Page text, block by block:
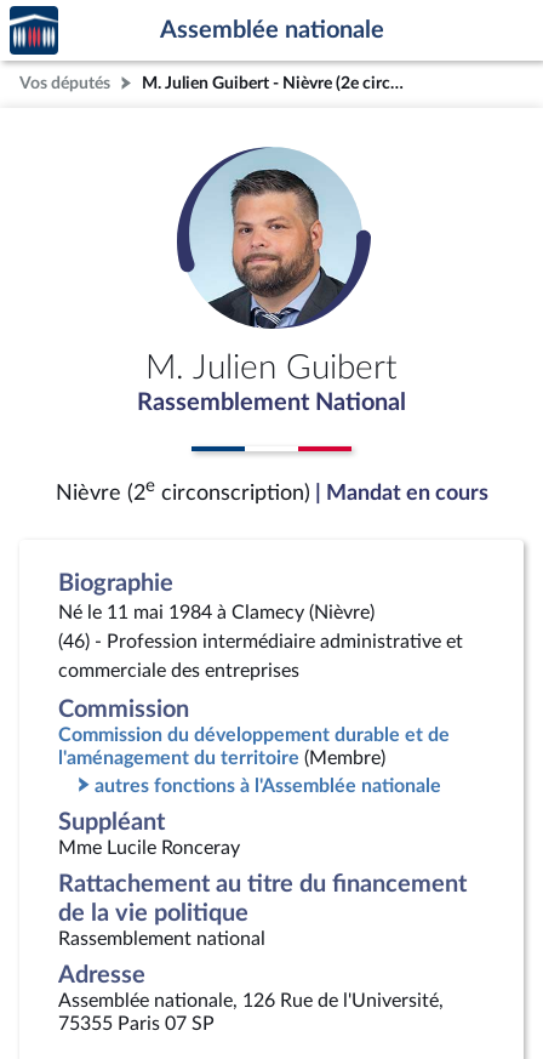
Aller au contenu
Aller en bas de la page
Accèder
à la
page
d'accueil
Assemblée nationale
Vos députés M. Julien Guibert - Nièvre (2e circonscription)
M. Julien Guibert
Rassemblement National
Nièvre (2ecirconscription) | Mandat en cours
Biographie
Né le 11 mai 1984 à Clamecy (Nièvre)
(46) - Profession intermédiaire administrative et
commerciale des entreprises
Commission
Commission du développement durable et de
l'aménagement du territoire (Membre)
autres fonctions à l'Assemblée nationale
Suppléant
Mme Lucile Ronceray
Rattachement au titre du financement
de la vie politique
Rassemblement national
Adresse
Assemblée nationale, 126 Rue de l'Université,
75355 Paris 07 SP